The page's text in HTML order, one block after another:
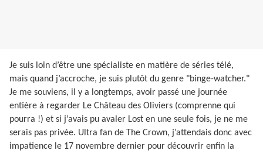
Je suis loin d’être une spécialiste en matière de séries télé,
mais quand j’accroche, je suis plutôt du genre "binge-watcher."
Je me souviens, il y a longtemps, avoir passé une journée
entière à regarder Le Château des Oliviers (comprenne qui
pourra !) et si j’avais pu avaler Lost en une seule fois, je ne me
serais pas privée. Ultra fan de The Crown, j’attendais donc avec
impatience le 17 novembre dernier pour découvrir enfin la